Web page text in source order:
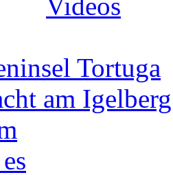
Tortuga
am Igelberg